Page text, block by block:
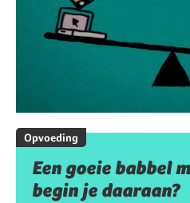
Opvoeding
Een goeie babbel
begin je daaraan?